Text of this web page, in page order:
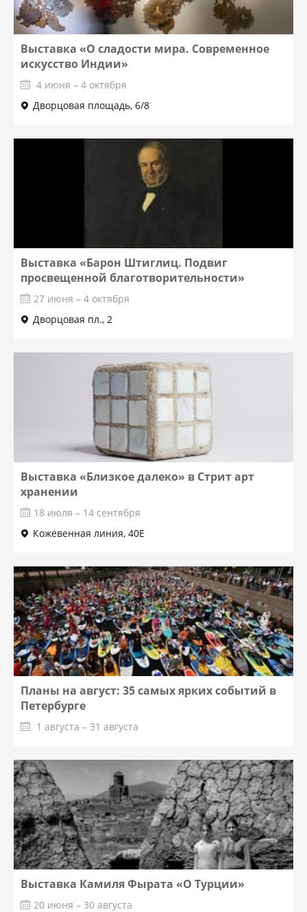
Выставка «О сладости мира. Современное
искусство Индии»
4 июня – 4 октября
Дворцовая площадь, 6/8
Выставка «Барон Штиглиц. Подвиг
просвещенной благотворительности»
27 июня – 4 октября
Дворцовая пл., 2
Выставка «Близкое далеко» в Стрит арт
хранении
18 июля – 14 сентября
Кожевенная линия, 40Е
Планы на август: 35 самых ярких событий в
Петербурге
1 августа – 31 августа
Выставка Камиля Фырата «О Турции»
20 июня – 30 августа